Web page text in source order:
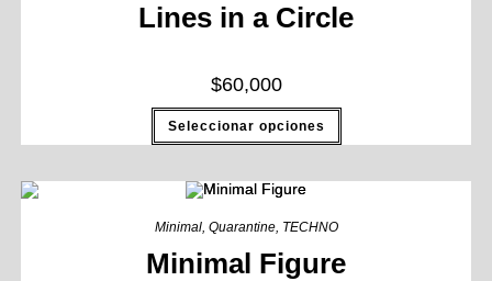
Lines in a Circle
$60,000
Seleccionar opciones
Minimal, Quarantine, TECHNO
Minimal Figure